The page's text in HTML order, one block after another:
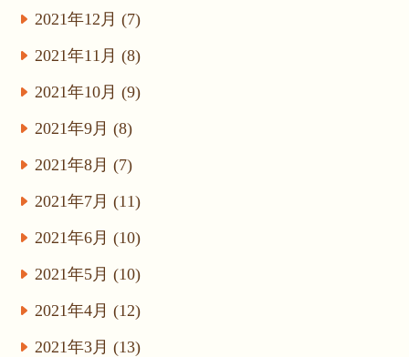
2021年12月 (7)
2021年11月 (8)
2021年10月 (9)
2021年9月 (8)
2021年8月 (7)
2021年7月 (11)
2021年6月 (10)
2021年5月 (10)
2021年4月 (12)
2021年3月 (13)